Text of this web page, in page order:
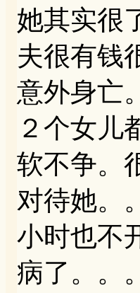
她其实很
夫很有钱
意外身亡
２个女儿
软不争。
对待她。
小时也不
病了。。